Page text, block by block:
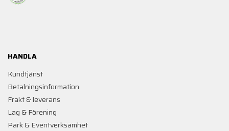
HANDLA
Kundtjänst
Betalningsinformation
Frakt & leverans
Lag & Förening
Park & Eventverksamhet